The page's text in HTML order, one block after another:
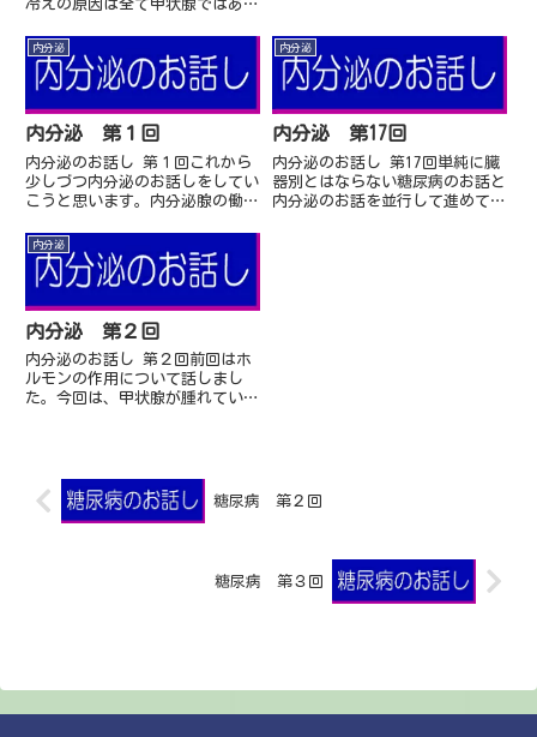
冷えの原因は全て甲状腺ではあり
の人は普通は暑がりよりは寒がり
です。また、甲状腺機能亢進症の
人は多くは暑がりです...
内分泌
内分泌 第１回
内分泌のお話し 第１回これから
少しづつ内分泌のお話しをしてい
こうと思います。内分泌腺の働き
で決まります。まずは甲状腺で考
えましょう。甲状腺ホルモンとは
何をしますか１．甲状...
内分泌
内分泌 第17回
内分泌のお話し 第17回単純に臓
器別とはならない糖尿病のお話と
内分泌のお話を並行して進めてき
内分泌
内分泌 第２回
内分泌のお話し 第２回前回はホ
ルモンの作用について話しまし
た。今回は、甲状腺が腫れている
糖尿病 第２回
糖尿病 第３回